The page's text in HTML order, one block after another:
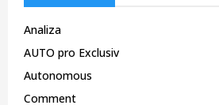
Analiza
AUTO pro Exclusiv
Autonomous
Comment